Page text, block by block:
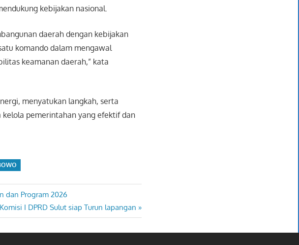
kebijakan nasional.
daerah dengan kebijakan
komando dalam mengawal
keamanan daerah,” kata
menyatukan langkah, serta
pemerintahan yang efektif dan
dan Program 2026
I DPRD Sulut siap Turun lapangan